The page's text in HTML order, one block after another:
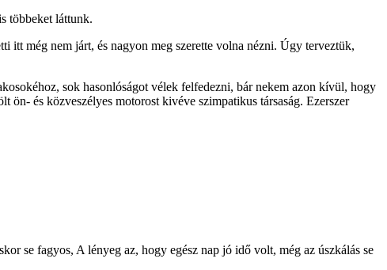
többeket láttunk.
itt még nem járt, és nagyon meg szerette volna nézni. Úgy terveztük,
sok hasonlóságot vélek felfedezni, bár nekem azon kívül, hogy
és közveszélyes motorost kivéve szimpatikus társaság. Ezerszer
se fagyos, A lényeg az, hogy egész nap jó idő volt, még az úszkálás se